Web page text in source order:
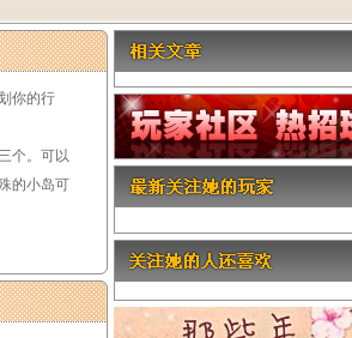
你的行
个。可以
的小岛可